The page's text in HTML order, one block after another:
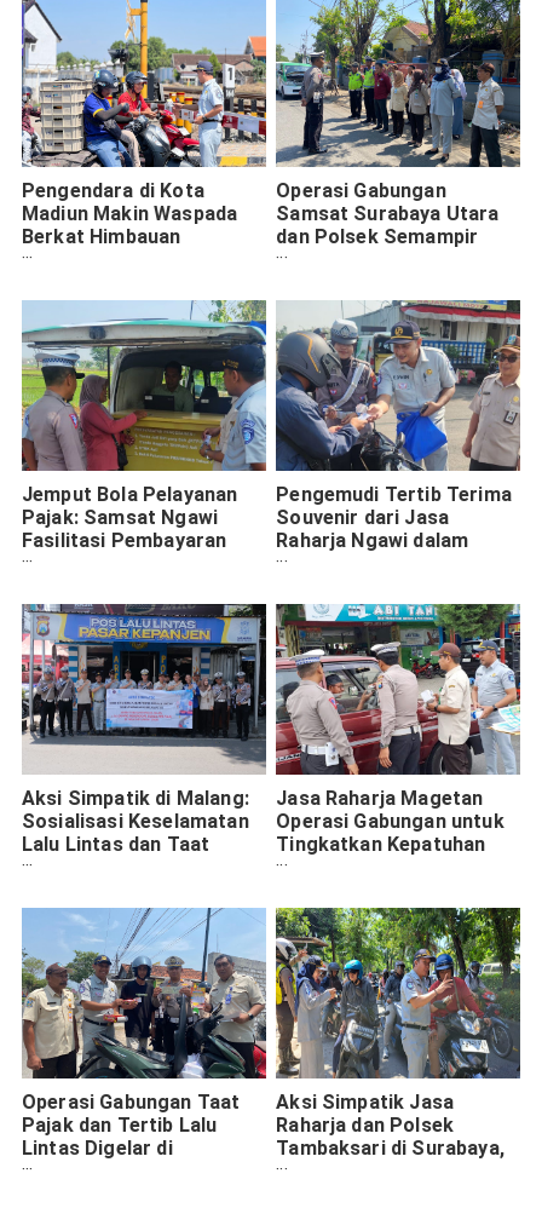
Pengendara di Kota
Madiun Makin Waspada
Berkat Himbauan
Keselamatan
Operasi Gabungan
Samsat Surabaya Utara
dan Polsek Semampir
Giatkan Kepatuhan Pajak
Berkendara
Jemput Bola Pelayanan
Pajak: Samsat Ngawi
Fasilitasi Pembayaran
Pajak di Operasi
Pengemudi Tertib Terima
Souvenir dari Jasa
Raharja Ngawi dalam
Pesan Keselamatan
Aksi Simpatik di Malang:
Sosialisasi Keselamatan
Lalu Lintas dan Taat
Pajak
Jasa Raharja Magetan
Operasi Gabungan untuk
Tingkatkan Kepatuhan
Pajak dan Keselamatan
Operasi Gabungan Taat
Pajak dan Tertib Lalu
Lintas Digelar di
Bangkalan
Aksi Simpatik Jasa
Raharja dan Polsek
Tambaksari di Surabaya,
Edukasi Pengguna Jalan